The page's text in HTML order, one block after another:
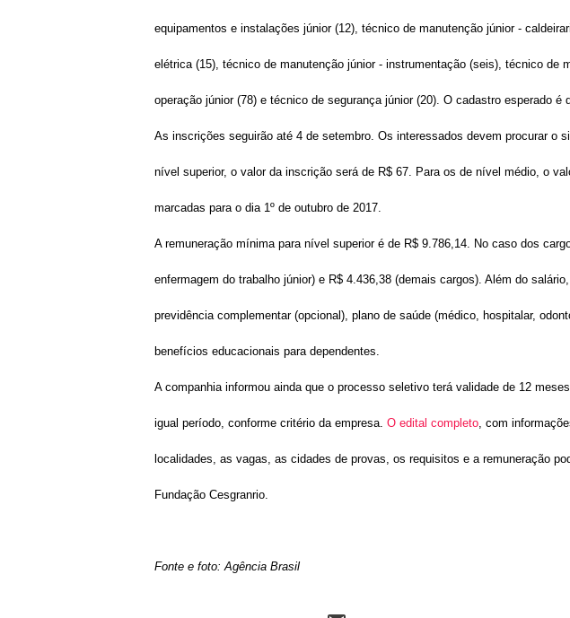
equipamentos e instalações júnior (12), técnico de manutenção júnior -
elétrica (15), técnico de manutenção júnior - instrumentação (seis), técnico de
operação júnior (78) e técnico de segurança júnior (20). O cadastro esperado é
As inscrições seguirão até 4 de setembro. Os interessados devem procurar o
nível superior, o valor da inscrição será de R$ 67. Para os de nível médio, o
marcadas para o dia 1º de outubro de 2017.
A remuneração mínima para nível superior é de R$ 9.786,14. No caso dos
enfermagem do trabalho júnior) e R$ 4.436,38 (demais cargos). Além do
previdência complementar (opcional), plano de saúde (médico, hospitalar,
benefícios educacionais para dependentes.
A companhia informou ainda que o processo seletivo terá validade de 12
igual período, conforme critério da empresa. O edital completo , com
localidades, as vagas, as cidades de provas, os requisitos e a remuneração
Fundação Cesgranrio.
Fonte e foto: Agência Brasil